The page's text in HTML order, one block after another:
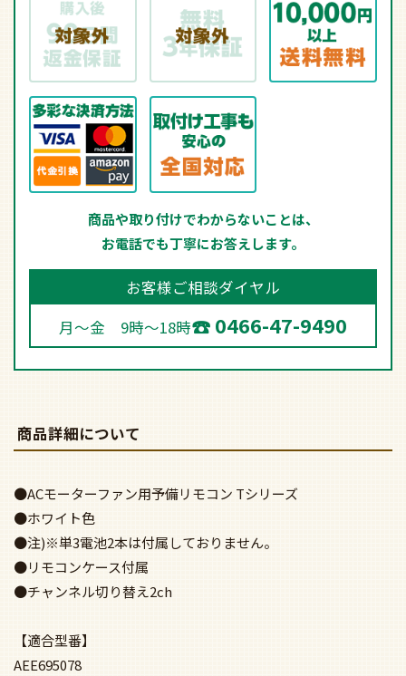
商品や取り付けでわからないことは、
お電話でも丁寧にお答えします。
お客様ご相談ダイヤル
月～金 9時～18時
0466-47-9490
商品詳細について
●ACモーターファン用予備リモコン Tシリーズ
●ホワイト色
●注)※単3電池2本は付属しておりません。
●リモコンケース付属
●チャンネル切り替え2ch
【適合型番】
AEE695078